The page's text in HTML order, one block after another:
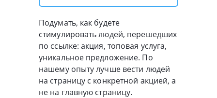
Подумать, как будете
стимулировать людей, перешедших
по ссылке: акция, топовая услуга,
уникальное предложение. По
нашему опыту лучше вести людей
на страницу с конкретной акцией, а
не на главную страницу.